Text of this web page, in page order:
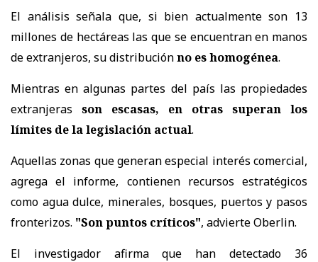
El análisis señala que, si bien actualmente son 13
millones de hectáreas las que se encuentran en manos
de extranjeros, su distribuciónno es homogénea.
Mientras en algunas partes del país las propiedades
extranjeras son escasas, en otras superan los
límites de la legislación actual.
Aquellas zonas que generan especial interés comercial,
agrega el informe, contienen recursos estratégicos
como agua dulce, minerales, bosques, puertos y pasos
fronterizos. "Son puntos críticos", advierte Oberlin.
El investigador afirma que han detectado 36